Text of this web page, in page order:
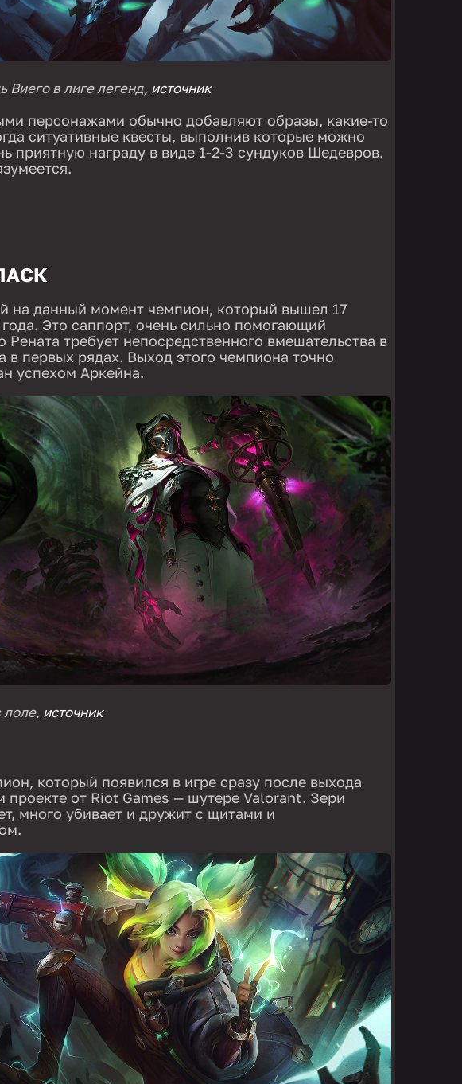
Виего в лиге легенд, источник
персонажами обычно добавляют образы, какие-то
ситуативные квесты, выполнив которые можно
приятную награду в виде 1-2-3 сундуков Шедевров.
на данный момент чемпион, который вышел 17
Это саппорт, очень сильно помогающий
Рената требует непосредственного вмешательства в
в первых рядах. Выход этого чемпиона точно
успехом Аркейна.
лоле, источник
который появился в игре сразу после выхода
проекте от Riot Games — шутере Valorant. Зери
много убивает и дружит с щитами и